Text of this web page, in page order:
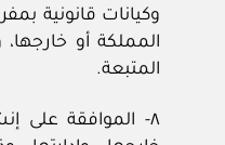
وكيانات قانونية
المملكة أو
المتبعة.
٨- الموافقة على